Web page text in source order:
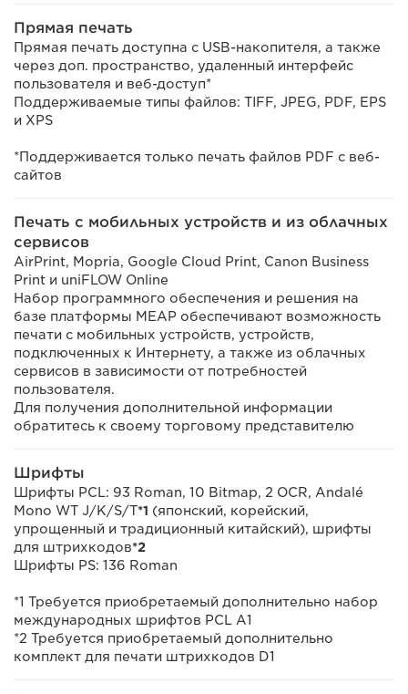
Прямая печать
Прямая печать доступна с USB-накопителя, а также
через доп. пространство, удаленный интерфейс
пользователя и веб-доступ*
Поддерживаемые типы файлов: TIFF, JPEG, PDF, EPS
и XPS
*Поддерживается только печать файлов PDF с веб-
сайтов
Печать с мобильных устройств и из облачных
сервисов
AirPrint, Mopria, Google Cloud Print, Canon Business
Print и uniFLOW Online
Набор программного обеспечения и решения на
базе платформы MEAP обеспечивают возможность
печати с мобильных устройств, устройств,
подключенных к Интернету, а также из облачных
сервисов в зависимости от потребностей
пользователя.
Для получения дополнительной информации
обратитесь к своему торговому представителю
Шрифты
Шрифты PCL: 93 Roman, 10 Bitmap, 2 OCR, Andalé
Mono WT J/K/S/T*1 (японский, корейский,
упрощенный и традиционный китайский), шрифты
для штрихкодов*2
Шрифты PS: 136 Roman
*1 Требуется приобретаемый дополнительно набор
международных шрифтов PCL A1
*2 Требуется приобретаемый дополнительно
комплект для печати штрихкодов D1